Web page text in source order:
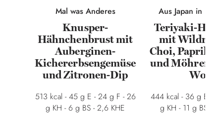
Mal was Anderes
Knusper-
Hähnchenbrust mit
Auberginen-
Kichererbsengemüse
und Zitronen-Dip
513 kcal - 45 g E - 24 g F - 26
g KH - 6 g BS - 2,6 KHE
Aus Japan in Ihre
Teriyaki-
mit
Choi,
und Möhren
Wok
444 kcal - 36 g E -
g KH - 11 g BS -